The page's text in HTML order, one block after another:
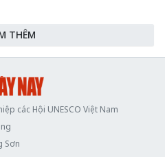
THÊM
các Hội UNESCO Việt Nam
Sơn